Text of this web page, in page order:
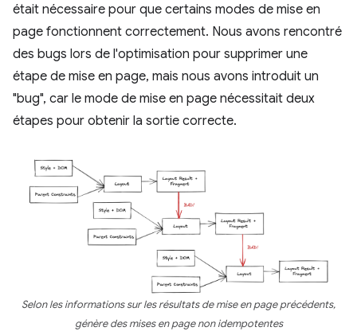
était nécessaire pour que certains modes de mise en
page fonctionnent correctement. Nous avons rencontré
des bugs lors de l'optimisation pour supprimer une
étape de mise en page, mais nous avons introduit un
"bug", car le mode de mise en page nécessitait deux
étapes pour obtenir la sortie correcte.
Selon les informations sur les résultats de mise en page précédents,
génère des mises en page non idempotentes